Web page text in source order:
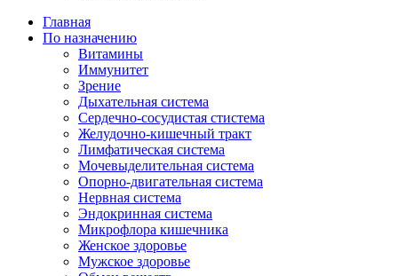
Главная
По назначению
Витамины
Иммунитет
Зрение
Дыхательная система
Сердечно-сосудистая стистема
Желудочно-кишечный тракт
Лимфатическая система
Мочевыделительная система
Опорно-двигательная система
Нервная система
Эндокринная система
Микрофлора кишечника
Женское здоровье
Мужское здоровье